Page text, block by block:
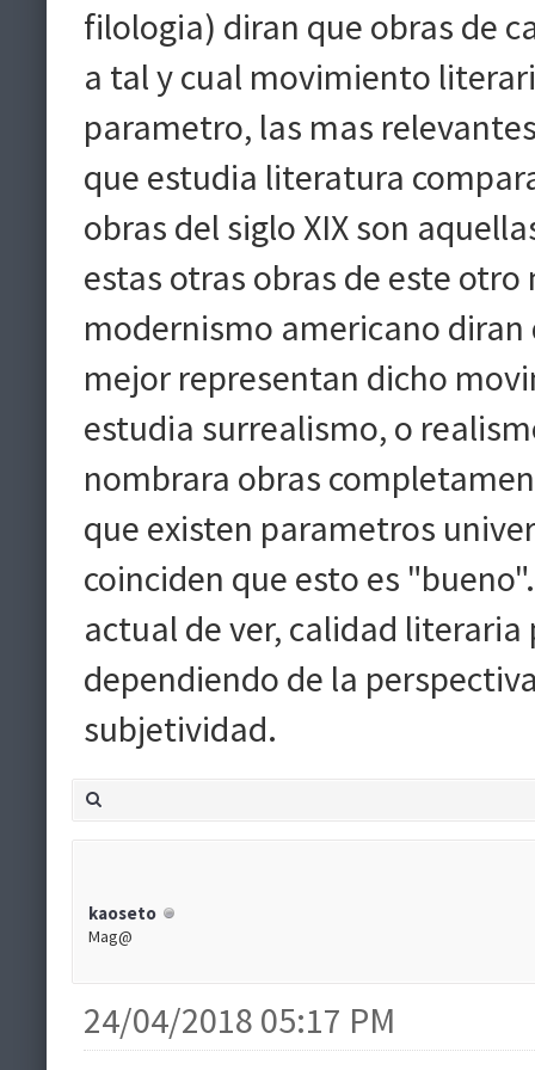
filologia) diran que obras de
a tal y cual movimiento
parametro, las mas
que estudia literatura
obras del siglo XIX son
estas otras obras de este
modernismo americano diran
mejor representan dicho
estudia surrealismo, o
nombrara obras
que existen parametros
coinciden que esto es
actual de ver, calidad
dependiendo de la
subjetividad.
kaoseto
Mag@
24/04/2018 05:17 PM